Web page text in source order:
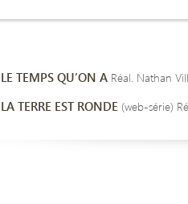
LE TEMPS QU’ON ARéal. Nathan
LA TERRE EST RONDE(web-série)